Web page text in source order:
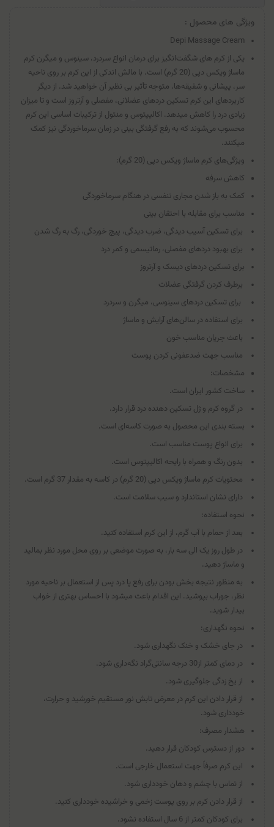
ویژگی های محصول :
Depi Massage Cream
یکی از کرم ‎های شگفت‌انگیز برای درمان انواع سردرد، سینوس و میگرن کرم
ماساژ ویکس دپی (20 گرم) است. با مالش اندکی از این کرم بر روی ناحیه
سر، پیشانی و شقیقه‌ها، متوجه تأثیر بی نظیر آن خواهید شد. از دیگر
کاربردهای این کرم تسکین دردهای عضلانی، مفصلی و آرتروز است و تا میزان
زیادی درد را کاهش می‎دهد. اکالیپتوس و منتول از ترکیبات اساسی این کرم
محسوب می‌شوند که به رفع گرفتگی بینی در زمان سرماخوردگی نیز کمک
می‎کنند.
ویژگی‌های کرم ماساژ ویکس دپی (20 گرم):
کاهش سرفه
کمک به باز شدن مجاری تنفسی در هنگام سرماخوردگی
مناسب برای مقابله با احتقان بینی
برای تسکین آسیب دیدگی، ضرب دیدگی، پیچ خوردگی، رگ به رگ شدن
برای بهبود دردهای مفصلی، رماتیسمی و کمر درد
برای تسکین دردهای دیسک و آرتروز
برطرف کردن گرفتگی عضلات
برای تسکین دردهای سینوسی، میگرن و سردرد
برای استفاده در سالن‎‌های آرایش و ماساژ
باعث جریان مناسب خون
مناسب جهت ضدعفونی کردن پوست
مشخصات:
ساخت کشور ایران است.
در گروه کرم و ژل تسکین دهنده درد قرار دارد.
بسته بندی این محصول به صورت کاسه‌ای است.
برای انواع پوست مناسب است.
بدون رنگ و همراه با رایحه اکالیپتوس است.
محتویات کرم ماساژ ویکس دپی (20 گرم) در کاسه به مقدار 37 گرم است.
دارای نشان استاندارد و سیب سلامت است.
نحوه استفاده:
بعد از حمام با آب گرم، از این کرم استفاده کنید.
در طول روز یک الی سه بار، به صورت موضعی بر روی محل مورد نظر بمالید
و ماساژ دهید.
به منظور نتیجه بخش بودن برای رفع پا درد پس از استعمال بر ناحیه مورد
نظر، جوراب بپوشید. این اقدام باعث می‎شود با احساس بهتری از خواب
بیدار شوید.
نحوه نگهداری:
در جای خشک و خنک نگهداری شود.
در دمای کمتر از30 درجه سانتی‌گراد نگه‌داری شود.
از یخ زدگی جلوگیری شود.
از قرار دادن این کرم در معرض تابش نور مستقیم خورشید و حرارت،
خودداری شود.
هشدار مصرف:
دور از دسترس کودکان قرار دهید.
این کرم صرفاً جهت استعمال خارجی است.
از تماس با چشم و دهان خودداری شود.
از قرار دادن کرم بر روی پوست زخمی و خراشیده خودداری کنید.
برای کودکان کمتر از 6 سال استفاده نشود.